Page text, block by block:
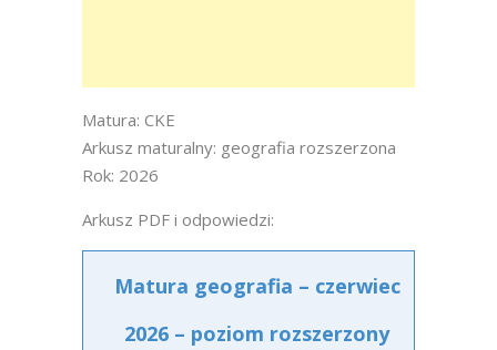
Matura: CKE
Arkusz maturalny: geografia rozszerzona
Rok: 2026
Arkusz PDF i odpowiedzi:
Matura geografia – czerwiec
2026 – poziom rozszerzony